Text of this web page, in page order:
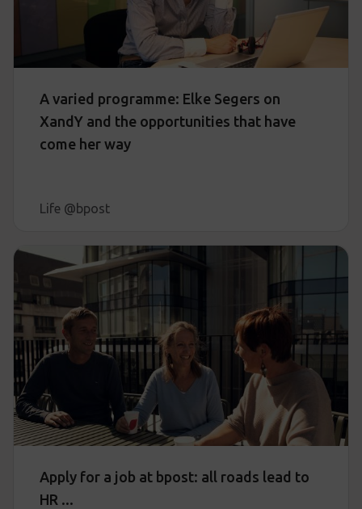
A varied programme: Elke Segers on
XandY and the opportunities that have
come her way
Life @bpost
Apply for a job at bpost: all roads lead to
HR ...